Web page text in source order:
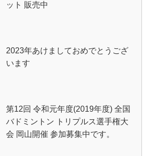
ット 販売中
2023年あけましておめでとうござ
います
第12回 令和元年度(2019年度) 全国
バドミントン トリプルス選手権大
会 岡山開催 参加募集中です。